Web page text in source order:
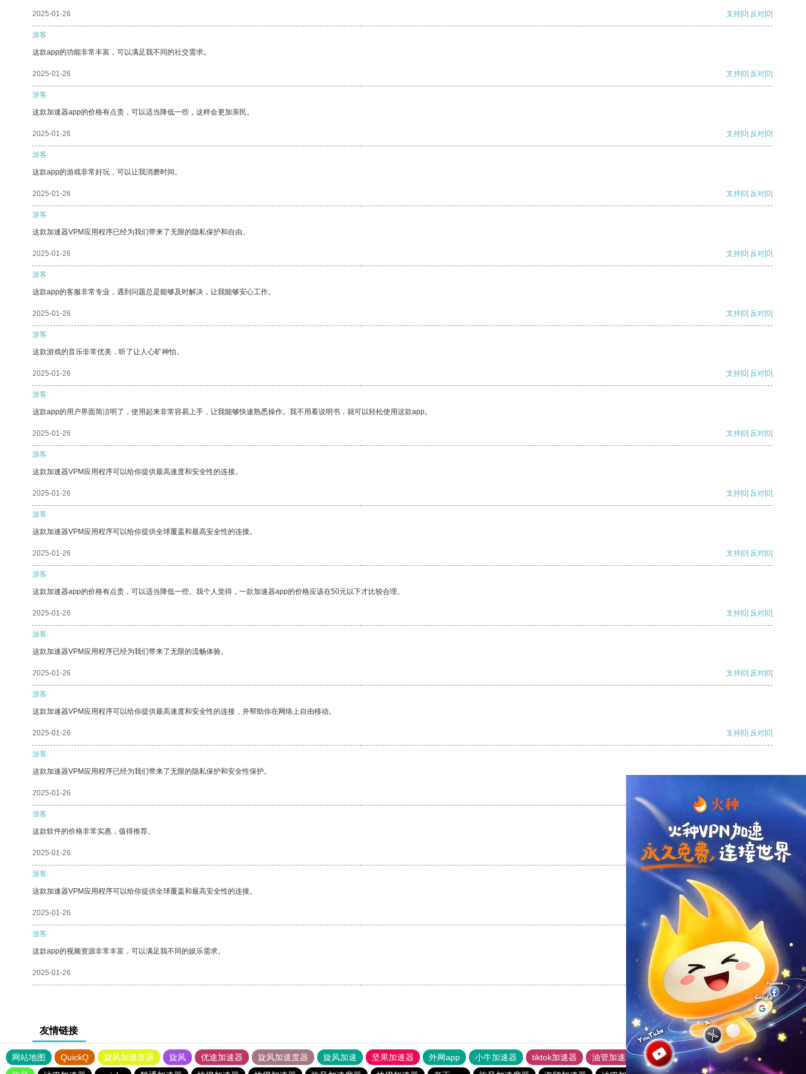
2025-01-26 支持[0] 反对[0]
游客
这款app的功能非常丰富，可以满足我不同的社交需求。
2025-01-26 支持[0] 反对[0]
游客
这款加速器app的价格有点贵，可以适当降低一些，这样会更加亲民。
2025-01-26 支持[0] 反对[0]
游客
这款app的游戏非常好玩，可以让我消磨时间。
2025-01-26 支持[0] 反对[0]
游客
这款加速器VPM应用程序已经为我们带来了无限的隐私保护和自由。
2025-01-26 支持[0] 反对[0]
游客
这款app的客服非常专业，遇到问题总是能够及时解决，让我能够安心工作。
2025-01-26 支持[0] 反对[0]
游客
这款游戏的音乐非常优美，听了让人心旷神怡。
2025-01-26 支持[0] 反对[0]
游客
这款app的用户界面简洁明了，使用起来非常容易上手，让我能够快速熟悉操作。我不用看说明书，就可以轻松使用这款app。
2025-01-26 支持[0] 反对[0]
游客
这款加速器VPM应用程序可以给你提供最高速度和安全性的连接。
2025-01-26 支持[0] 反对[0]
游客
这款加速器VPM应用程序可以给你提供全球覆盖和最高安全性的连接。
2025-01-26 支持[0] 反对[0]
游客
这款加速器app的价格有点贵，可以适当降低一些。我个人觉得，一款加速器app的价格应该在50元以下才比较合理。
2025-01-26 支持[0] 反对[0]
游客
这款加速器VPM应用程序已经为我们带来了无限的流畅体验。
2025-01-26 支持[0] 反对[0]
游客
这款加速器VPM应用程序可以给你提供最高速度和安全性的连接，并帮助你在网络上自由移动。
2025-01-26 支持[0] 反对[0]
游客
这款加速器VPM应用程序已经为我们带来了无限的隐私保护和安全性保护。
2025-01-26
游客
这款软件的价格非常实惠，值得推荐。
2025-01-26 支持 [0] 反对[0]
游客
这款加速器VPM应用程序可以给你提供全球覆盖和最高安全性的连接。
2025-01-26 支持[0] 反对
游客
这款app的视频资源非常丰富，可以满足我不同的娱乐需求。
2025-01-26 支持[0] 反对[0]
友情链接
网站地图 QuickQ 旋风加速度器 旋风 优途加速器 旋风加速度器 旋风加速 坚果加速器 外网app 小牛加速器 tiktok加速器 油管加速器 上油管加速器
回锅肉加速器